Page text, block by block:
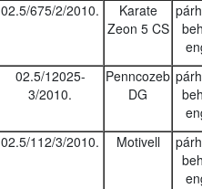
02.5/675/2/2010.
Karate
Zeon 5 CS
02.5/12025-
3/2010.
Penncozeb
DG
02.5/112/3/2010. Motivell